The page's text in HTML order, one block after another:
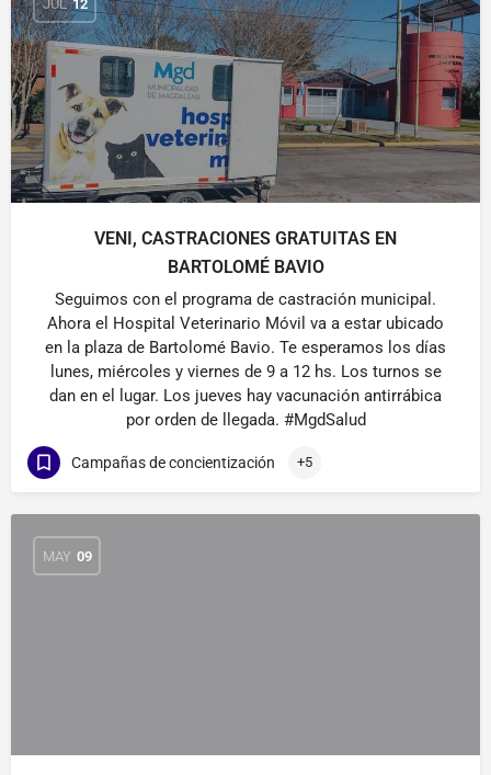
JUL 12
VENI, CASTRACIONES GRATUITAS EN
BARTOLOMÉ BAVIO
Seguimos con el programa de castración municipal.
Ahora el Hospital Veterinario Móvil va a estar ubicado
en la plaza de Bartolomé Bavio. Te esperamos los días
lunes, miércoles y viernes de 9 a 12 hs. Los turnos se
dan en el lugar. Los jueves hay vacunación antirrábica
por orden de llegada. #MgdSalud
Campañas de concientización +5
MAY 09